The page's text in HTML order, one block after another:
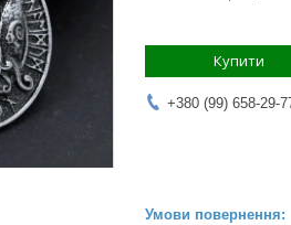
Купити
+380 (99) 658-29-